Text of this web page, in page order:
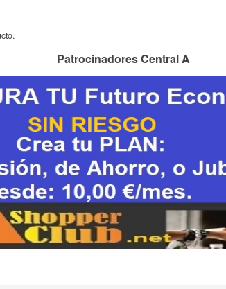
Patrocinadores Central A